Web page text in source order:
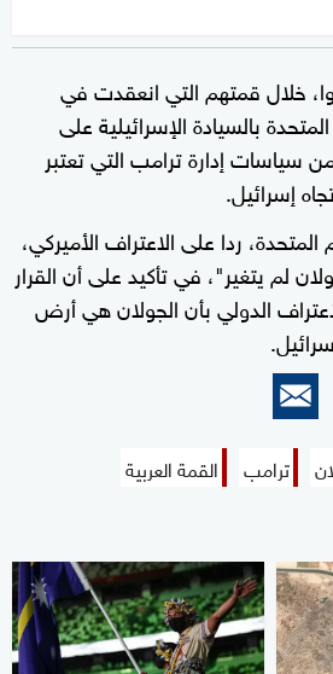
خلال قمتهم التي انعقدت في
بالسيادة الإسرائيلية على
سياسات إدارة ترامب التي تعتبر
إسرائيل.
ردا على الاعتراف الأميركي،
لم يتغير"، في تأكيد على أن القرار
الدولي بأن الجولان هي أرض
ترامب القمة العربية